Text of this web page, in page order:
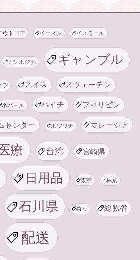
ウトドア イエメン イスラエル
カンボジア ギャンブル
ラ スイス スウェーデン
ネパール ハイチ フィリピン
センター ボツワナ マレーシア
医療 台湾 宮崎県
日用品 東京 林業
石川県 祭り 総務省
配送